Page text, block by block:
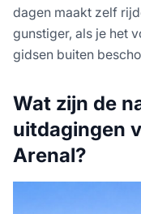
dagen maakt zelf
gunstiger, als je het
gidsen buiten
Wat zijn de
uitdagingen
Arenal?